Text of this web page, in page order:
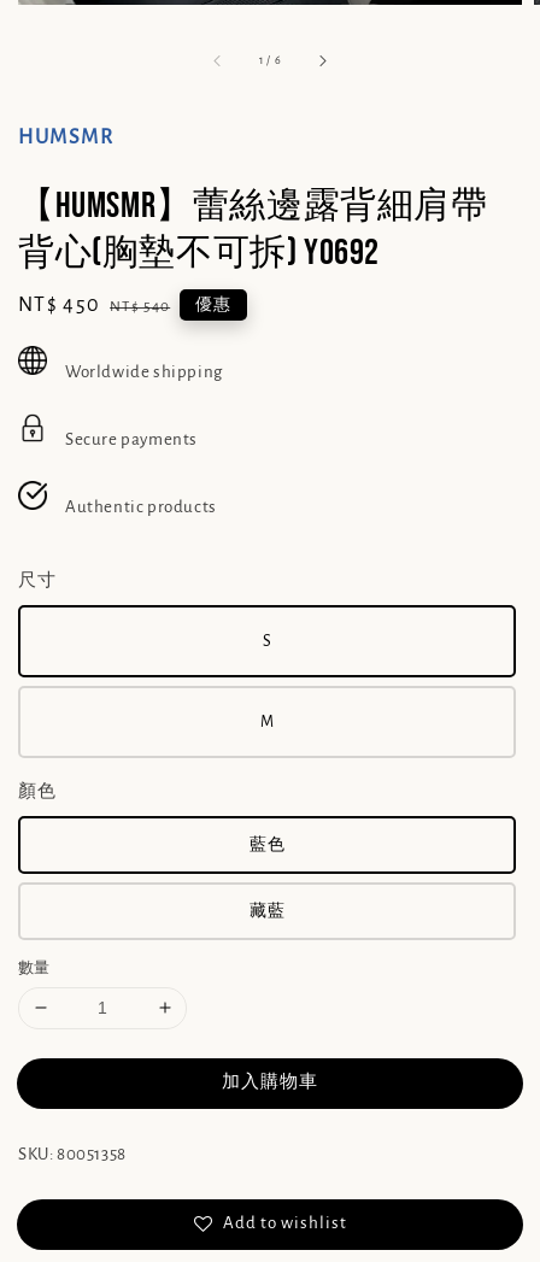
1 / 6
HUMSMR
【HUMSMR】蕾絲邊露背細肩帶
背心(胸墊不可拆) Y0692
Sale
NT$ 450 Regular
NT$ 540 優惠
Worldwide shipping
Secure payments
Authentic products
尺寸
S
M
顏色
藍色
藏藍
數量
加入購物車
SKU: 80051358
Add to wishlist